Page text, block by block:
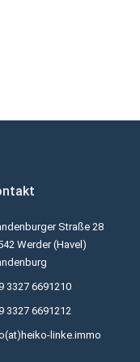
Straße 28
Werder (Havel)
3327 6691210
3327 6691212
linke.immo